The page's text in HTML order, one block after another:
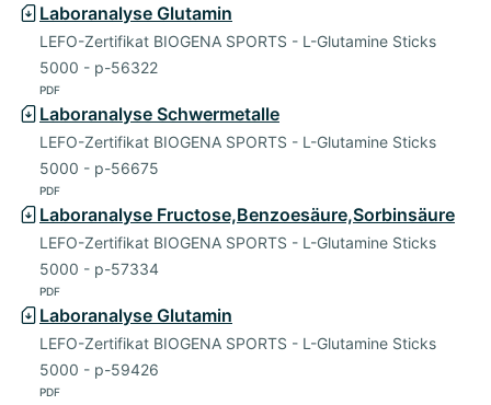
Laboranalyse Glutamin
LEFO-Zertifikat BIOGENA SPORTS - L-Glutamine Sticks
5000 - p-56322
PDF
Laboranalyse Schwermetalle
LEFO-Zertifikat BIOGENA SPORTS - L-Glutamine Sticks
5000 - p-56675
PDF
Laboranalyse Fructose,Benzoesäure,Sorbinsäure
LEFO-Zertifikat BIOGENA SPORTS - L-Glutamine Sticks
5000 - p-57334
PDF
Laboranalyse Glutamin
LEFO-Zertifikat BIOGENA SPORTS - L-Glutamine Sticks
5000 - p-59426
PDF